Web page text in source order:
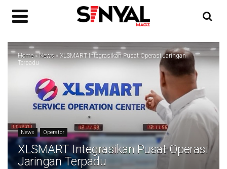
Home»News » XLSMART Integrasikan Pusat Operasi Jaringan
Terpadu
News Operator
XLSMART Integrasikan Pusat Operasi
Jaringan Terpadu